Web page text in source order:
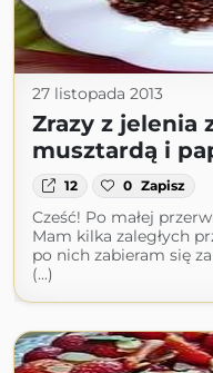
27 listopada 2013
Zrazy z jelenia
musztardą i
12 0 Zapisz
Cześć! Po małej
Mam kilka zaległych
po nich zabieram się
(...)